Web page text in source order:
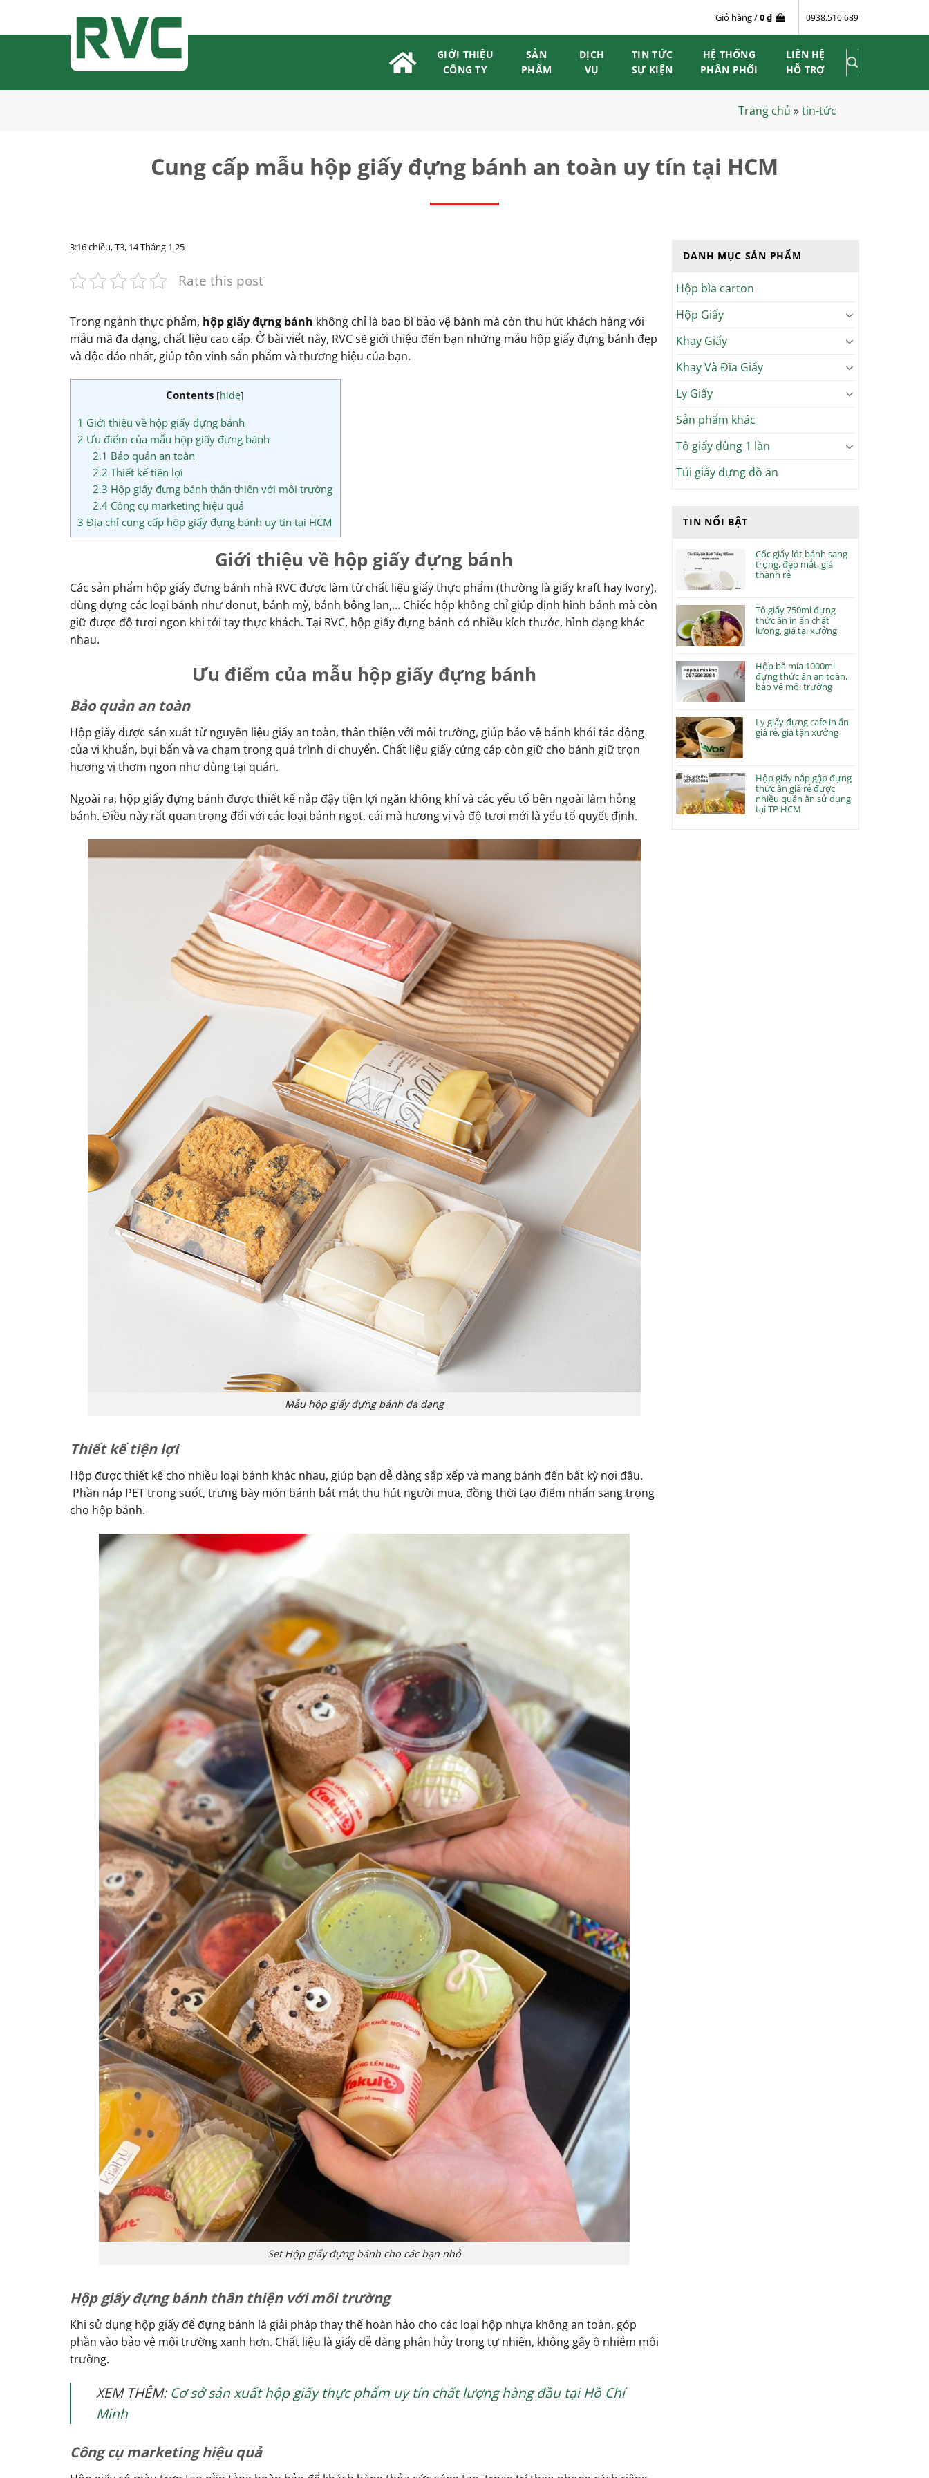
Giỏ hàng /0₫ 0938.510.689
GIỚI THIỆU
CÔNG TY
SẢN
PHẨM
DỊCH
VỤ
TIN TỨC
SỰ KIỆN
HỆ THỐNG
PHÂN PHỐI
LIÊN HỆ
HỖ TRỢ
Trang chủ »tin-tức
Cung cấp mẫu hộp giấy đựng bánh an toàn uy tín tại HCM
3:16 chiều, T3, 14 Tháng 1 25
Rate this post
Trong ngành thực phẩm, hộp giấy đựng bánh không chỉ là bao bì bảo vệ bánh mà còn thu hút khách hàng với
mẫu mã đa dạng, chất liệu cao cấp. Ở bài viết này, RVC sẽ giới thiệu đến bạn những mẫu hộp giấy đựng bánh đẹp
và độc đáo nhất, giúp tôn vinh sản phẩm và thương hiệu của bạn.
Contents [hide]
1 Giới thiệu về hộp giấy đựng bánh
2 Ưu điểm của mẫu hộp giấy đựng bánh
2.1 Bảo quản an toàn
2.2 Thiết kế tiện lợi
2.3 Hộp giấy đựng bánh thân thiện với môi trường
2.4 Công cụ marketing hiệu quả
3 Địa chỉ cung cấp hộp giấy đựng bánh uy tín tại HCM
Giới thiệu về hộp giấy đựng bánh
Các sản phẩm hộp giấy đựng bánh nhà RVC được làm từ chất liệu giấy thực phẩm (thường là giấy kraft hay Ivory),
dùng đựng các loại bánh như donut, bánh mỳ, bánh bông lan,… Chiếc hộp không chỉ giúp định hình bánh mà còn
giữ được độ tươi ngon khi tới tay thực khách. Tại RVC, hộp giấy đựng bánh có nhiều kích thước, hình dạng khác
nhau.
Ưu điểm của mẫu hộp giấy đựng bánh
Bảo quản an toàn
Hộp giấy được sản xuất từ nguyên liệu giấy an toàn, thân thiện với môi trường, giúp bảo vệ bánh khỏi tác động
của vi khuẩn, bụi bẩn và va chạm trong quá trình di chuyển. Chất liệu giấy cứng cáp còn giữ cho bánh giữ trọn
hương vị thơm ngon như dùng tại quán.
Ngoài ra, hộp giấy đựng bánh được thiết kế nắp đậy tiện lợi ngăn không khí và các yếu tố bên ngoài làm hỏng
bánh. Điều này rất quan trọng đối với các loại bánh ngọt, cái mà hương vị và độ tươi mới là yếu tố quyết định.
Mẫu hộp giấy đựng bánh đa dạng
Thiết kế tiện lợi
Hộp được thiết kế cho nhiều loại bánh khác nhau, giúp bạn dễ dàng sắp xếp và mang bánh đến bất kỳ nơi đâu.
Phần nắp PET trong suốt, trưng bày món bánh bắt mắt thu hút người mua, đồng thời tạo điểm nhấn sang trọng
cho hộp bánh.
Set Hộp giấy đựng bánh cho các bạn nhỏ
Hộp giấy đựng bánh thân thiện với môi trường
Khi sử dụng hộp giấy để đựng bánh là giải pháp thay thế hoàn hảo cho các loại hộp nhựa không an toàn, góp
phần vào bảo vệ môi trường xanh hơn. Chất liệu là giấy dễ dàng phân hủy trong tự nhiên, không gây ô nhiễm môi
trường.
XEM THÊM: Cơ sở sản xuất hộp giấy thực phẩm uy tín chất lượng hàng đầu tại Hồ Chí
Minh
Công cụ marketing hiệu quả
DANH MỤC SẢN PHẨM
Hộp bìa carton
Hộp Giấy
Khay Giấy
Khay Và Đĩa Giấy
Ly Giấy
Sản phẩm khác
Tô giấy dùng 1 lần
Túi giấy đựng đồ ăn
TIN NỔI BẬT
Cốc giấy lót bánh sang
trọng, đẹp mắt, giá
thành rẻ
Tô giấy 750ml đựng
thức ăn in ấn chất
lượng, giá tại xưởng
Hộp bã mía 1000ml
đựng thức ăn an toàn,
bảo vệ môi trường
Ly giấy đựng cafe in ấn
giá rẻ, giá tận xưởng
Hộp giấy nắp gập đựng
thức ăn giá rẻ được
nhiều quán ăn sử dụng
tại TP HCM